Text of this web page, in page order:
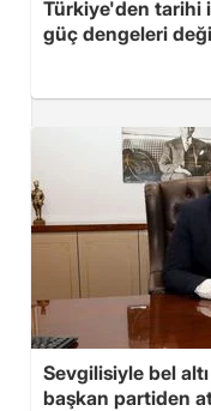
Türkiye'den tarihi
güç dengeleri
Sevgilisiyle bel
başkan partiden